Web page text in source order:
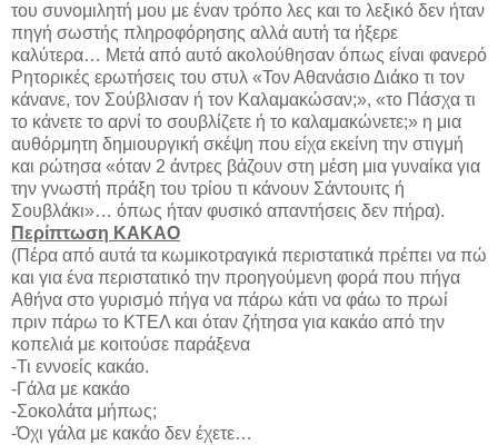
του συνομιλητή μου με έναν τρόπο λες και το λεξικό δεν ήταν
πηγή σωστής πληροφόρησης αλλά αυτή τα ήξερε
καλύτερα… Μετά από αυτό ακολούθησαν όπως είναι φανερό
Ρητορικές ερωτήσεις του στυλ «Τον Αθανάσιο Διάκο τι τον
κάνανε, τον Σούβλισαν ή τον Καλαμακώσαν;», «το Πάσχα τι
το κάνετε το αρνί το σουβλίζετε ή το καλαμακώνετε;» η μια
αυθόρμητη δημιουργική σκέψη που είχα εκείνη την στιγμή
και ρώτησα «όταν 2 άντρες βάζουν στη μέση μια γυναίκα για
την γνωστή πράξη του τρίου τι κάνουν Σάντουιτς ή
Σουβλάκι»… όπως ήταν φυσικό απαντήσεις δεν πήρα).
Περίπτωση ΚΑΚΑΟ
(Πέρα από αυτά τα κωμικοτραγικά περιστατικά πρέπει να πώ
και για ένα περιστατικό την προηγούμενη φορά που πήγα
Αθήνα στο γυρισμό πήγα να πάρω κάτι να φάω το πρωί
πριν πάρω το ΚΤΕΛ και όταν ζήτησα για κακάο από την
κοπελιά με κοιτούσε παράξενα
-Τι εννοείς κακάο.
-Γάλα με κακάο
-Σοκολάτα μήπως;
-Όχι γάλα με κακάο δεν έχετε…